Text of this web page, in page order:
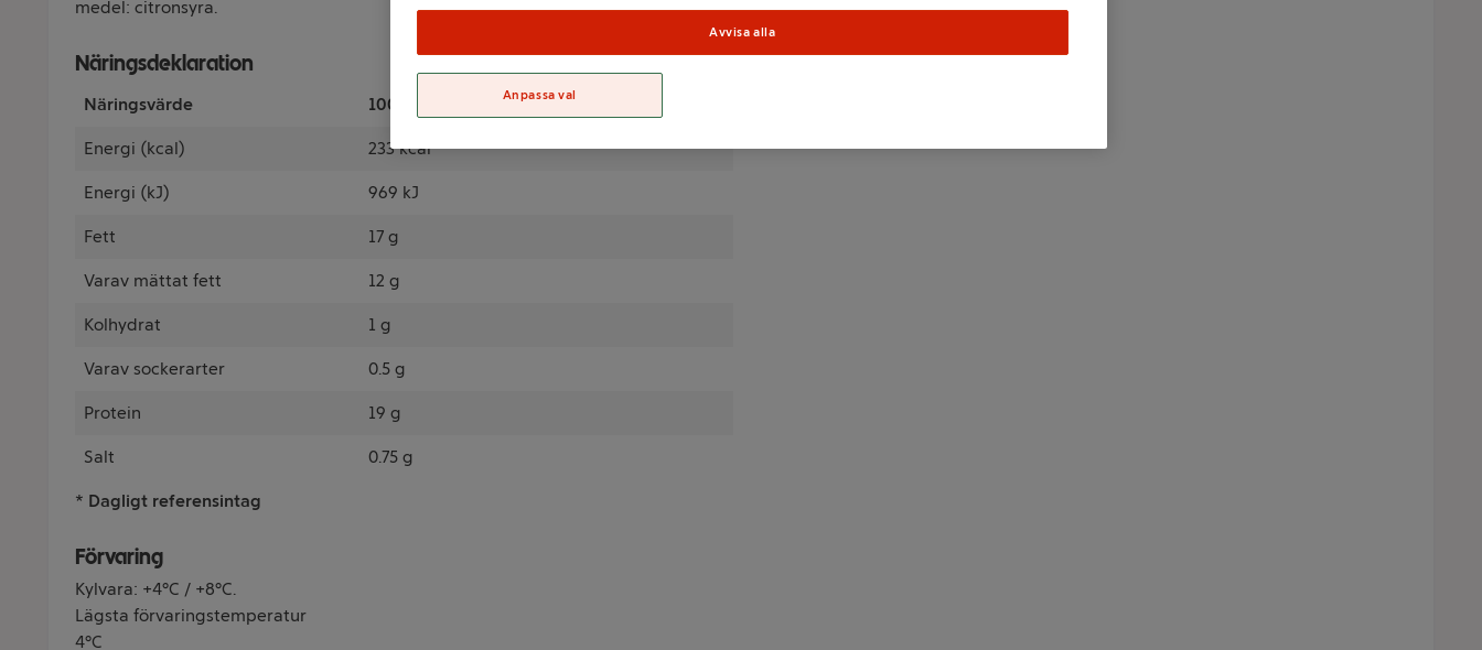
medel: citronsyra.
Näringsdeklaration
Näringsvärde 100 Gram
Energi (kcal) 233 kcal
Energi (kJ) 969 kJ
Fett 17 g
Varav mättat fett 12 g
Kolhydrat 1 g
Varav sockerarter 0.5 g
Protein 19 g
Salt 0.75 g
* Dagligt referensintag
Förvaring
Kylvara: +4°C / +8°C.
Lägsta förvaringstemperatur
4°C
Avvisa alla
Anpassa val